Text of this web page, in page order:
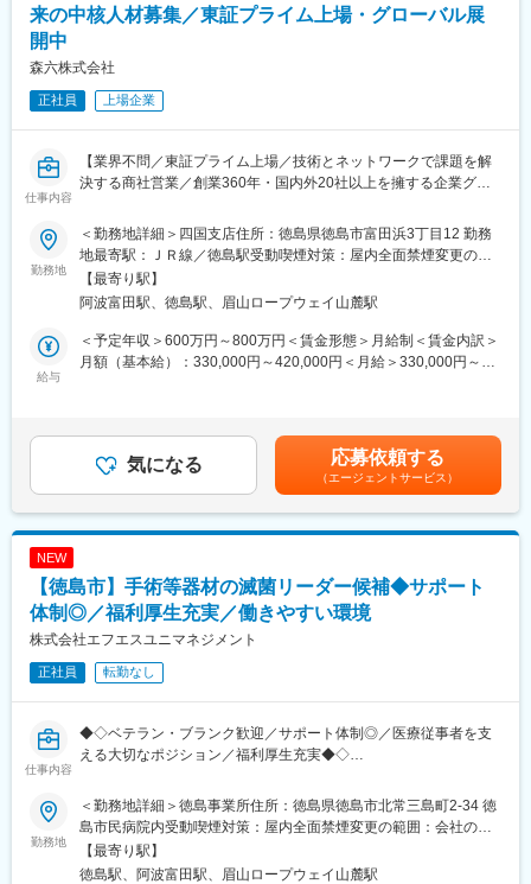
来の中核人材募集／東証プライム上場・グローバル展
開中
森六株式会社
正社員 上場企業
仕事内容
【業界不問／東証プライム上場／技術とネットワークで課題を解
決する商社営業／創業360年・国内外20社以上を擁する企業グル
円】
◆求人ポイント：
・徳島に根差してグローバル企業で働ける
地域産業を支える世界トップクラスのメーカーと取引し、森六グ
ループのネットワークも活用できます。
・大手メーカーの新製品開発に携われる
商材力だけでなく、「どのメーカーと組み合わせるか」「どの技
術を活用するか」を考えながら課題解決を行う営業です。
◆業務内容：
「モノを売る営業」ではなく、お客様の課題解決を実現するソリ
ューション営業です。LED・半導体・ディスプレイなどの電気電
品メーカーなど幅広いネットワークを活用しながら最適な材料・
・顧客の新規開発案件への参画
・仕入先メーカーとの調整、同行訪問
・見積作成、納期調整、各種フォロー業務
◇担当顧客：徳島県内を代表するLED・光半導体メーカーを中心
に担当いただきます。国内外で高い評価を受けるメーカーと直接
向き合いながら、最先端製品の開発に携われる環境です。売上規
勤務地
＜勤務地詳細＞四国支店住所：徳島県徳島市富田浜3丁目12 勤務
地最寄駅：ＪＲ線／徳島駅受動喫煙対策：屋内全面禁煙変更の範
囲：会社の定める事業所
【最寄り駅】
阿波富田駅、徳島駅、眉山ロープウェイ山麓駅
給与
＜予定年収＞600万円～800万円＜賃金形態＞月給制＜賃金内訳＞
月額（基本給）：330,000円～420,000円＜月給＞330,000円～
※前年度実績）■昇給：原則年1回（4月）賃金はあくまでも目安の
金額であり、選考を通じて上下する可能性があります。月給(月額)
は固定手当を含めた表記です。
気になる 応募依頼する
（エージェントサービス）
NEW
【徳島市】手術等器材の滅菌リーダー候補◆サポート
体制◎／福利厚生充実／働きやすい環境
株式会社エフエスユニマネジメント
正社員 転勤なし
仕事内容
◆◇ベテラン・ブランク歓迎／サポート体制◎／医療従事者を支
える大切なポジション／福利厚生充実◆◇
手術で使用する器材の洗浄・滅菌作業など、医療現場の感染管理
に寄与する業務です。グローブ、エプロン、フェイスシールド等
の防護具を着用して感染対策を徹底しています。また、器材の在
庫管理や洗浄機器・滅菌機器類の稼働状況管理も行います。
勤務地
＜勤務地詳細＞徳島事業所住所：徳島県徳島市北常三島町2-34 徳
島市民病院内受動喫煙対策：屋内全面禁煙変更の範囲：会社の定
める事業所
【最寄り駅】
徳島駅、阿波富田駅、眉山ロープウェイ山麓駅